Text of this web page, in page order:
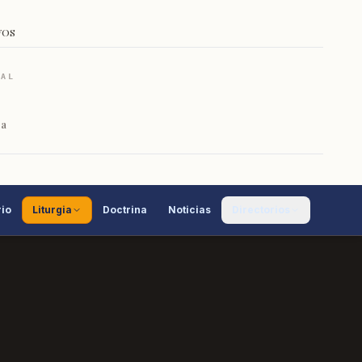
Liturgia Doctrina Noticias